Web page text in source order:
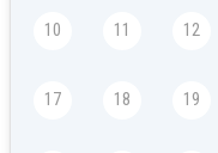
10 11 12
17 18 19